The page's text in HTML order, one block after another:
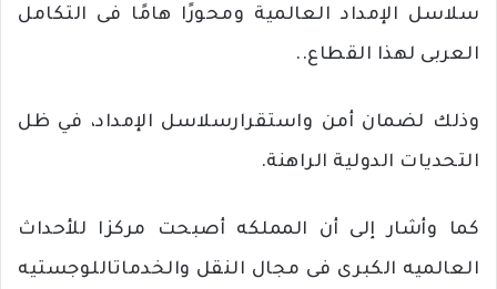
سلاسل
الإمداد العالمية ومحورًا هامًا فى
التكامل
العربى لهذا القطاع..
وذلك لضمان أمن واستقرارسلاسل الإمداد، في ظل
التحديات الدولية الراهنة.
كما وأشار إلى أن المملكه أصبحت مركزا
للأحداث
العالميه الكبرى فى مجال النقل والخدماتاللوجستيه